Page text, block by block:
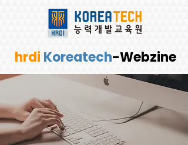
hrdi Koreatech-Webzine